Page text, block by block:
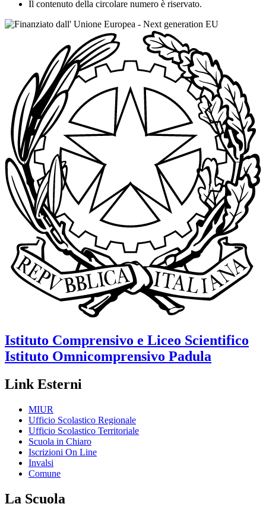
Il contenuto della circolare numero è riservato.
Istituto Comprensivo e Liceo Scientifico
Istituto Omnicomprensivo Padula
Link Esterni
MIUR
Ufficio Scolastico Regionale
Ufficio Scolastico Territoriale
Scuola in Chiaro
Iscrizioni On Line
Invalsi
Comune
La Scuola